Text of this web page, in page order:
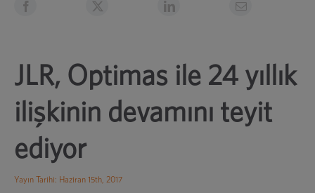
JLR, Optimas ile 24 yıllık
ilişkinin devamını teyit
ediyor
Yayın Tarihi: Haziran 15th, 2017